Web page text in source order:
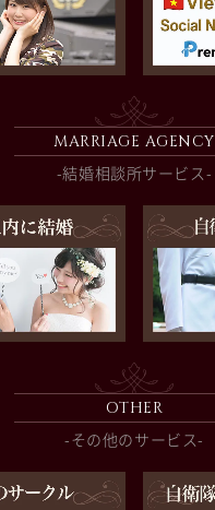
MARRIAGE AGENCY
-結婚相談所サービス-
OTHER
-その他のサービス-